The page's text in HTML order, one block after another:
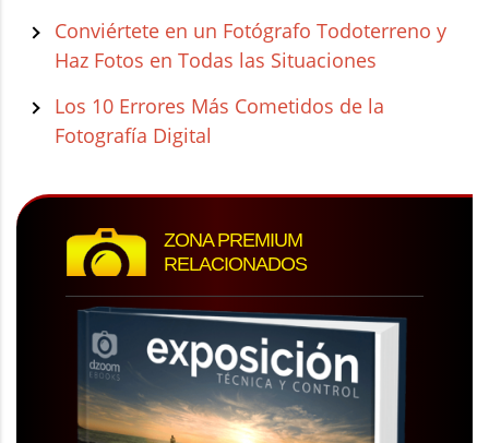
Conviértete en un Fotógrafo Todoterreno y
Haz Fotos en Todas las Situaciones
Los 10 Errores Más Cometidos de la
Fotografía Digital
ZONA PREMIUM
RELACIONADOS